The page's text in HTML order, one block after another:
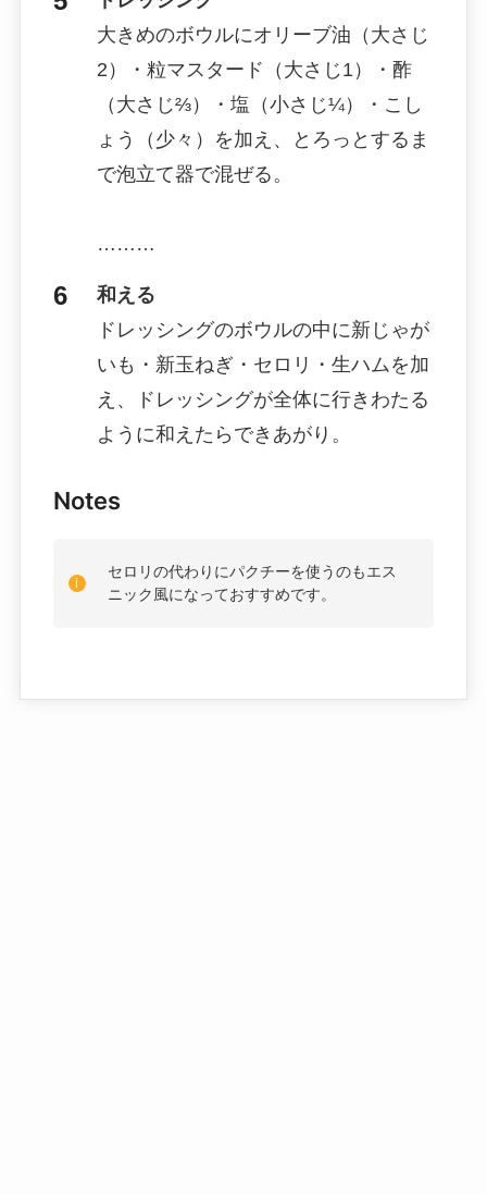
大きめのボウルにオリーブ油（大さじ
2）・粒マスタード（大さじ1）・酢
（大さじ⅔）・塩（小さじ¼）・こし
ょう（少々）を加え、とろっとするま
で泡立て器で混ぜる。
………
和える
ドレッシングのボウルの中に新じゃが
いも・新玉ねぎ・セロリ・生ハムを加
え、ドレッシングが全体に行きわたる
ように和えたらできあがり。
Notes
セロリの代わりにパクチーを使うのもエス
ニック風になっておすすめです。